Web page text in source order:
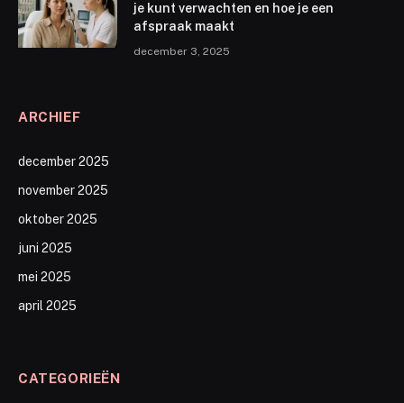
je kunt verwachten en hoe je een
afspraak maakt
december 3, 2025
ARCHIEF
december 2025
november 2025
oktober 2025
juni 2025
mei 2025
april 2025
CATEGORIEËN